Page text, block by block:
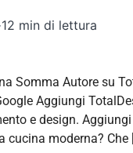
·12 min di lettura
Somma Autore su
Aggiungi
e design.
cucina moderna? Che